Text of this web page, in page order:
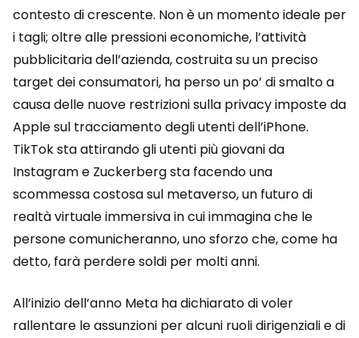
contesto di crescente. Non è un momento ideale per
i tagli; oltre alle pressioni economiche, l’attività
pubblicitaria dell’azienda, costruita su un preciso
target dei consumatori, ha perso un po’ di smalto a
causa delle nuove restrizioni sulla privacy imposte da
Apple sul tracciamento degli utenti dell’iPhone.
TikTok sta attirando gli utenti più giovani da
Instagram e Zuckerberg sta facendo una
scommessa costosa sul metaverso, un futuro di
realtà virtuale immersiva in cui immagina che le
persone comunicheranno, uno sforzo che, come ha
detto, farà perdere soldi per molti anni.
All’inizio dell’anno Meta ha dichiarato di voler
rallentare le assunzioni per alcuni ruoli dirigenziali e di